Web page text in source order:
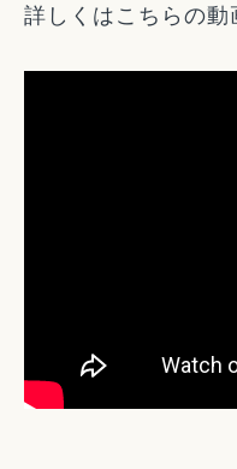
詳しくはこちらの動